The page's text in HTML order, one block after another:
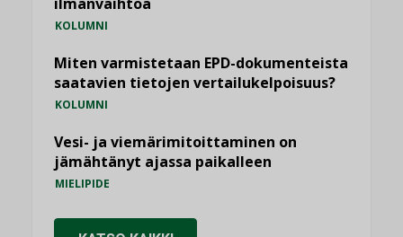
KOLUMNI
Miten varmistetaan EPD-dokumenteista
saatavien tietojen vertailukelpoisuus?
KOLUMNI
Vesi- ja viemärimitoittaminen on
jämähtänyt ajassa paikalleen
MIELIPIDE